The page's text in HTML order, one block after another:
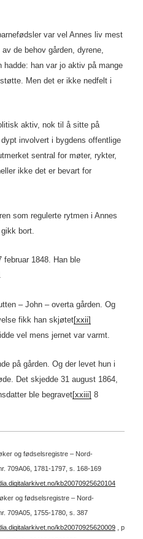
var vel Annes liv mest
de behov gården, dyrene,
hadde: han var jo aktiv på mange
Men det er ikke nedfelt i
aktiv, nok til å sitte på
involvert i bygdens offentlige
sentral for møter, rykter,
ikke det er bevart for
som regulerte rytmen i Annes
bort.
februar 1848. Han ble
– John – overta gården. Og
fikk han skjøtet[xxii]
vel mens jernet var varmt.
på gården. Og der levet hun i
Det skjedde 31 august 1864,
ble begravet[xxiii] 8
og fødselsregistre – Nord-
709A06, 1781-1797, s. 168-169
kb20070925620104
og fødselsregistre – Nord-
709A05, 1755-1780, s. 387
kb20070925620009 , p